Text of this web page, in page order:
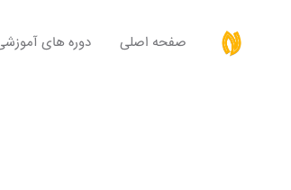
صفحه اصلی دوره های